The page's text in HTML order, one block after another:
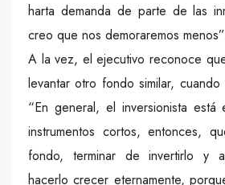
harta demanda de parte de las
creo que nos demoraremos menos”.
A la vez, el ejecutivo reconoce
levantar otro fondo similar,
“En general, el inversionista
instrumentos cortos, entonces,
fondo, terminar de invertirlo y
hacerlo crecer eternamente,